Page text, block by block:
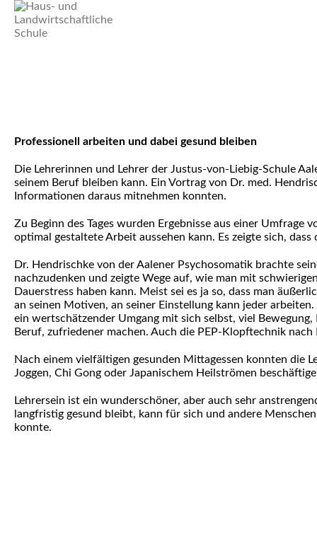
Professionell arbeiten und dabei gesund bleiben
Die Lehrerinnen und Lehrer der Justus-von-Liebig-Schule
seinem Beruf bleiben kann. Ein Vortrag von Dr. med.
Informationen daraus mitnehmen konnten.
Zu Beginn des Tages wurden Ergebnisse aus einer
optimal gestaltete Arbeit aussehen kann. Es zeigte sich,
Dr. Hendrischke von der Aalener Psychosomatik brachte
nachzudenken und zeigte Wege auf, wie man mit
Dauerstress haben kann. Meist sei es ja so, dass man
an seinen Motiven, an seiner Einstellung kann jeder
ein wertschätzender Umgang mit sich selbst, viel
Beruf, zufriedener machen. Auch die PEP-Klopftechnik
Nach einem vielfältigen gesunden Mittagessen konnten die
Joggen, Chi Gong oder Japanischem Heilströmen
Lehrersein ist ein wunderschöner, aber auch sehr
langfristig gesund bleibt, kann für sich und andere
konnte.